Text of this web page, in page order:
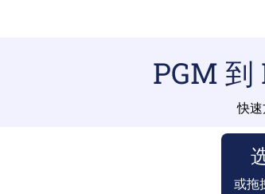
PGM 到
快
或拖